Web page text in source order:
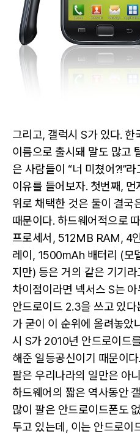
그리고, 갤럭시 S가 있다.
이름으로 출시돼 말도 많고
은 사람들이 “너 미쳤어?!”
이유를 들어보자. 첫번째,
위로 채택한 것은 둘이 결국
때문이다. 하드웨어적으로
프로세서, 512MB RAM, 4
레이, 1500mAh 배터리 (모
지만) 등은 거의 같은 기기
차이점이라면 넥서스 S는 아
안드로이드 2.3을 쓰고 있다
가 굳이 이 순위에 올려놓았
시 S가 2010년 안드로이드
해준 일등공신이기 때문이
팔은 우리나라의 일만은 아
하드웨어의 짧은 역사동안
많이 팔은 안드로이드폰도
두고 있는데, 이는 안드로이